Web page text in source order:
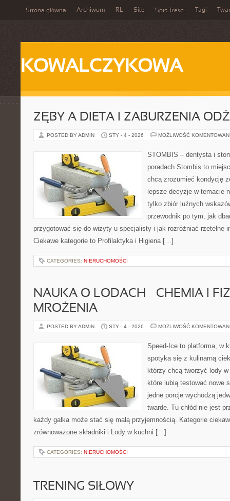
Strona główna Archiwum RL Site Spis Treści Tagi
KOWALCZYKOWA
ZĘBY A DIETA I ZABURZENIA
POSTED BY ADMIN STY - 4 - 2026 MOŻLIWOŚĆ
STOMBIS – dentysta i
poradach Stombis to
chcą zrozumieć kondycję
lepsze decyzje w temacie
tylko zbiór luźnych
przewodnik po tym, jak
przygotować się do wizyty u specjalisty i jak rozróżniać rzetelne
Ciekawe kategorie to Profilaktyka i Higiena […]
CATEGORIES: NIERUCHOMOŚCI
NAUKA O LODACH – CHEMIA I
MROŻENIA
POSTED BY ADMIN STY - 4 - 2026 MOŻLIWOŚĆ
Speed-Ice to platforma, w
spotyka się z kulinarną
którzy chcą tworzyć lody
które lubią testować nowe
jedne porcje wychodzą
twarde. Tu chłód nie jest
każdy gałka może stać się małą przyjemnością. Kategorie
zrównoważone składniki i Lody w kuchni […]
CATEGORIES: NIERUCHOMOŚCI
TRENING SIŁOWY